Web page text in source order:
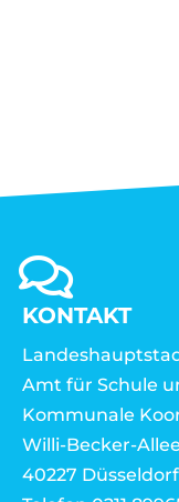
KONTAKT
Amt für Schule
Kommunale
Willi-Becker-
40227 Düsseldorf